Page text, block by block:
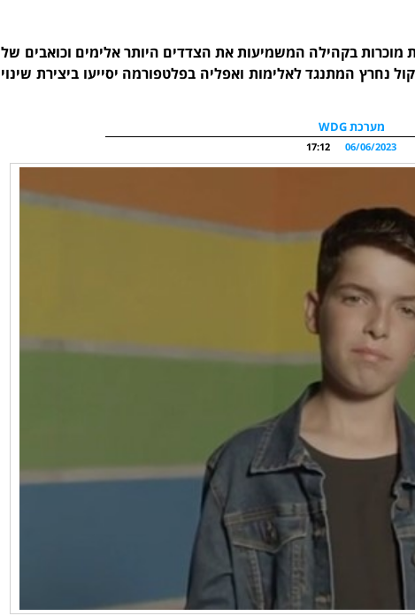
בקהילה המשמיעות את הצדדים היותר אלימים וכואבים של
המתנגד לאלימות ואפליה בפלטפורמה יסייעו ביצירת שינוי
מערכת WDG
06/06/2023
17:12